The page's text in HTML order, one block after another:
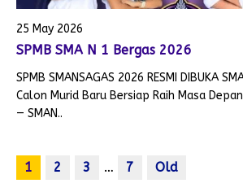
25 May 2026
SPMB SMA N 1 Bergas 2026
SPMB SMANSAGAS 2026 RESMI DIBUKA
Calon Murid Baru Bersiap Raih Masa
— SMAN..
1 2 3 … 7 Old